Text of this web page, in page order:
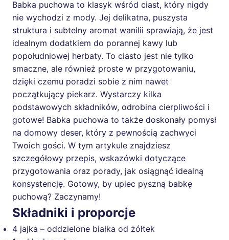
Babka puchowa to klasyk wśród ciast, który nigdy
nie wychodzi z mody. Jej delikatna, puszysta
struktura i subtelny aromat wanilii sprawiają, że jest
idealnym dodatkiem do porannej kawy lub
popołudniowej herbaty. To ciasto jest nie tylko
smaczne, ale również proste w przygotowaniu,
dzięki czemu poradzi sobie z nim nawet
początkujący piekarz. Wystarczy kilka
podstawowych składników, odrobina cierpliwości i
gotowe! Babka puchowa to także doskonały pomysł
na domowy deser, który z pewnością zachwyci
Twoich gości. W tym artykule znajdziesz
szczegółowy przepis, wskazówki dotyczące
przygotowania oraz porady, jak osiągnąć idealną
konsystencję. Gotowy, by upiec pyszną babkę
puchową? Zaczynamy!
Składniki i proporcje
4 jajka – oddzielone białka od żółtek